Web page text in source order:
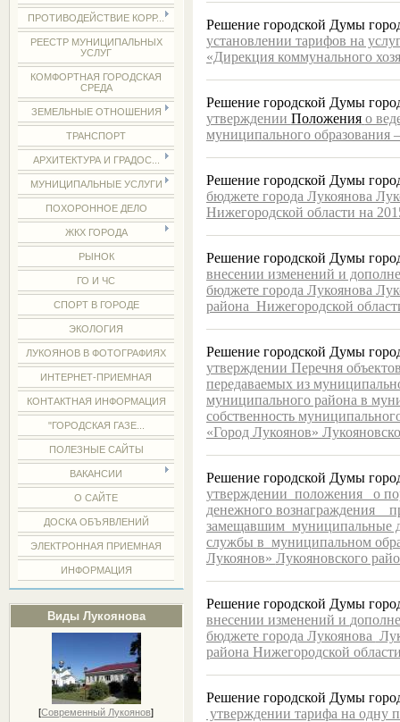
ПРОТИВОДЕЙСТВИЕ КОРР...
РЕЕСТР МУНИЦИПАЛЬНЫХ
УСЛУГ
КОМФОРТНАЯ ГОРОДСКАЯ
СРЕДА
ЗЕМЕЛЬНЫЕ ОТНОШЕНИЯ
ТРАНСПОРТ
АРХИТЕКТУРА И ГРАДОС...
МУНИЦИПАЛЬНЫЕ УСЛУГИ
ПОХОРОННОЕ ДЕЛО
ЖКХ ГОРОДА
РЫНОК
ГО И ЧС
СПОРТ В ГОРОДЕ
ЭКОЛОГИЯ
ЛУКОЯНОВ В ФОТОГРАФИЯХ
ИНТЕРНЕТ-ПРИЕМНАЯ
КОНТАКТНАЯ ИНФОРМАЦИЯ
"ГОРОДСКАЯ ГАЗЕ...
ПОЛЕЗНЫЕ САЙТЫ
ВАКАНСИИ
О САЙТЕ
ДОСКА ОБЪЯВЛЕНИЙ
ЭЛЕКТРОННАЯ ПРИЕМНАЯ
ИНФОРМАЦИЯ
Виды Лукоянова
[Современный Лукоянов]
Решение городской Думы
установлении тарифов на
«Дирекция коммунального
Решение городской Думы
утверждении Положения о
муниципального образования
Решение городской Думы
бюджете города Лукоянова
Нижегородской области на
Решение городской Думы
внесении изменений и
бюджете города Лукоянова
района Нижегородской
Решение городской Думы
утверждении Перечня
передаваемых из
муниципального района в
собственность
«Город Лукоянов»
Решение городской Думы
утверждении положения о
денежного вознаграждения
замещавшим муниципальные
службы в муниципальном
Лукоянов» Лукояновского
Решение городской Думы
внесении изменений и
бюджете города Лукоянова
района Нижегородской
Решение городской Думы
утверждении тарифа на одну